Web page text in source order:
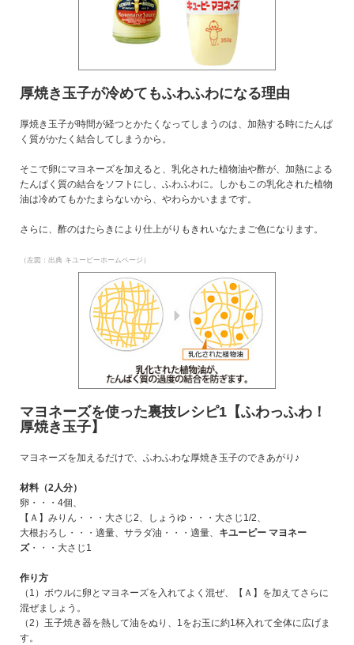
厚焼き玉子が冷めてもふわふわになる理由
厚焼き玉子が時間が経つとかたくなってしまうのは、加熱する時にたんぱ
く質がかたく結合してしまうから。
そこで卵にマヨネーズを加えると、乳化された植物油や酢が、加熱による
たんぱく質の結合をソフトにし、ふわふわに。しかもこの乳化された植物
油は冷めてもかたまらないから、やわらかいままです。
さらに、酢のはたらきにより仕上がりもきれいなたまご色になります。
（左図：出典 キユーピーホームページ）
マヨネーズを使った裏技レシピ1【ふわっふわ！
厚焼き玉子】
マヨネーズを加えるだけで、ふわふわな厚焼き玉子のできあがり♪
材料（2人分）
卵・・・4個、
【Ａ】みりん・・・大さじ2、しょうゆ・・・大さじ1/2、
大根おろし・・・適量、サラダ油・・・適量、 キユーピー マヨネー
ズ・・・大さじ1
作り方
（1）ボウルに卵とマヨネーズを入れてよく混ぜ、【Ａ】を加えてさらに
混ぜましょう。
（2）玉子焼き器を熱して油をぬり、1をお玉に約1杯入れて全体に広げま
す。